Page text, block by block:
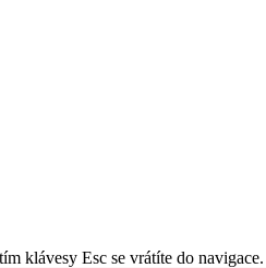
klávesy Esc se vrátíte do navigace.